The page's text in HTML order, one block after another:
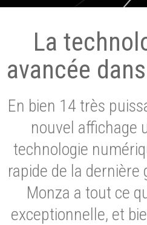
La
avancée
En bien 14 très
nouvel affichage
technologie
rapide de la dernière
Monza a tout ce
exceptionnelle, et